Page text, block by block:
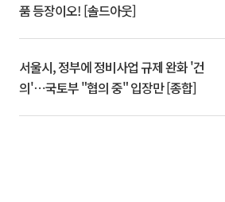
품 등장이오! [솔드아웃]
서울시, 정부에 정비사업 규제 완화 '건
의'⋯국토부 "협의 중" 입장만 [종합]